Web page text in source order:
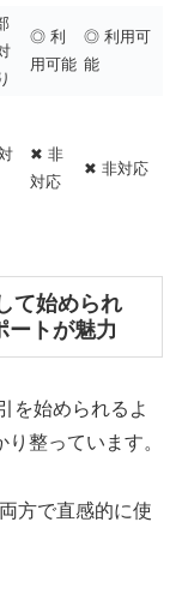
◎ 利
用可能
◎ 利用可
能
✖ 非
対応
✖ 非対応
て始められ
ートが魅力
を始められるよ
整っています。
方で直感的に使